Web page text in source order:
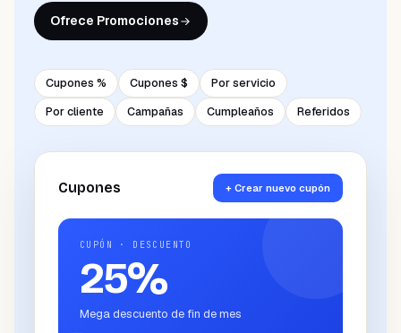
Ofrece Promociones
Cupones % Cupones $
Por servicio
Por cliente
Campañas Cumpleaños Referidos
Cupones + Crear nuevo cupón
CUPÓN · DESCUENTO
25%
Mega descuento de fin de mes